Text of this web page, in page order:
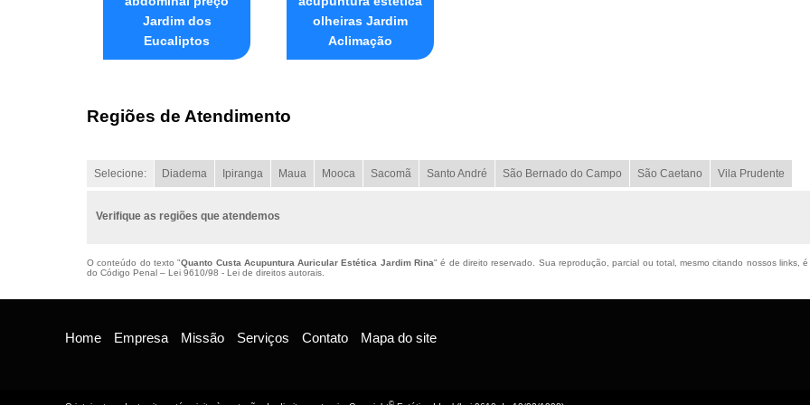
Jardim dos
Eucaliptos
olheiras Jardim
Aclimação
Regiões de Atendimento
Selecione: Diadema Ipiranga Maua Mooca Sacomã Santo André São Bernado do Campo São Caetano Vila Prudente
Verifique as regiões que atendemos
O conteúdo do texto "Quanto Custa Acupuntura Auricular Estética Jardim Rina" é de direito reservado. Sua reprodução, parcial ou total, mesmo citando nossos
do Código Penal – Lei 9610/98 - Lei de direitos autorais
Home Empresa Missão Serviços Contato Mapa do site